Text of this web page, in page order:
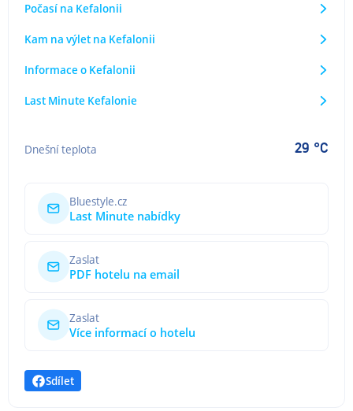
Počasí na Kefalonii
Kam na výlet na Kefalonii
Informace o Kefalonii
Last Minute Kefalonie
Dnešní teplota 29 °C
Bluestyle.cz
Last Minute nabídky
Zaslat
PDF hotelu na email
Zaslat
Více informací o hotelu
Sdílet